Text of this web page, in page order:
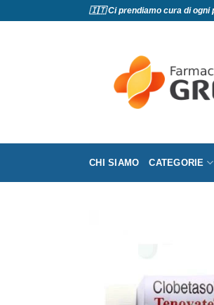
🇮🇹 Ci prendiamo cura di
CHI SIAMO CATEGORIE